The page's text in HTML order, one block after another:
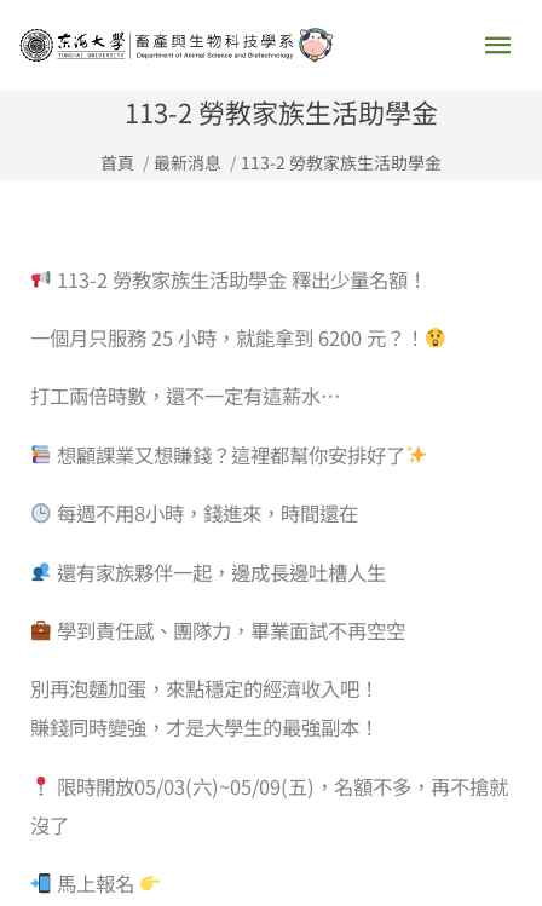
主
113-2 勞教家族生活助學金
首頁 最新消息 113-2 勞教家族生活助學金
113-2 勞教家族生活助學金 釋出少量名額！
一個月只服務 25 小時，就能拿到 6200 元？！
打工兩倍時數，還不一定有這薪水…
想顧課業又想賺錢？這裡都幫你安排好了
每週不用8小時，錢進來，時間還在
還有家族夥伴一起，邊成長邊吐槽人生
學到責任感、團隊力，畢業面試不再空空
別再泡麵加蛋，來點穩定的經濟收入吧！
賺錢同時變強，才是大學生的最強副本！
限時開放05/03(六)~05/09(五)，名額不多，再不搶就
沒了
馬上報名